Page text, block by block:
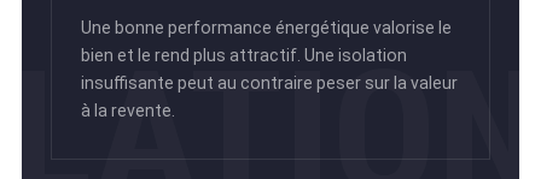
Une bonne performance énergétique valorise le
bien et le rend plus attractif. Une isolation
insuffisante peut au contraire peser sur la valeur
à la revente.